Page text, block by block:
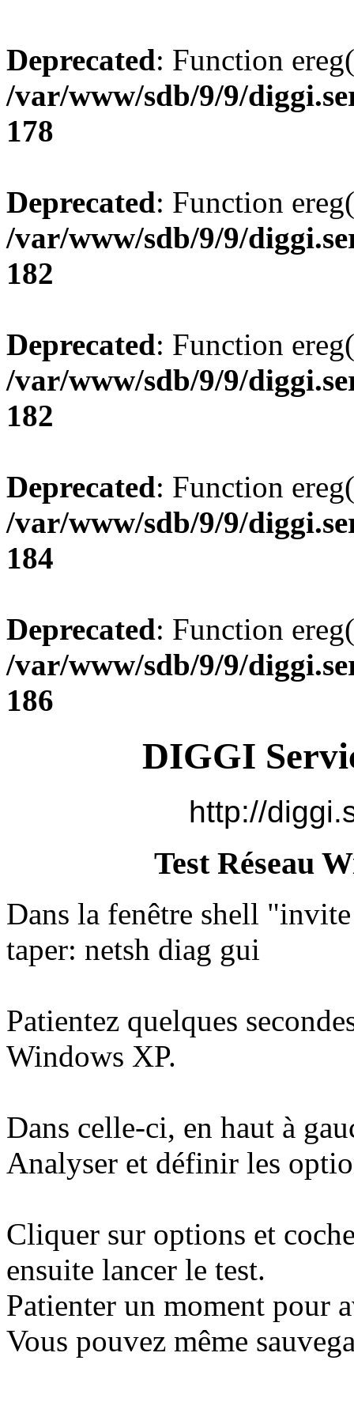
Deprecated: Function
/var/www/sdb/9/9/
178
Deprecated: Function
/var/www/sdb/9/9/
182
Deprecated: Function
/var/www/sdb/9/9/
182
Deprecated: Function
/var/www/sdb/9/9/
184
Deprecated: Function
/var/www/sdb/9/9/
186
DIGGI
http://
Test Réseau
Dans la fenêtre shell
taper: netsh diag gui
Patientez quelques
Windows XP.
Dans celle-ci, en haut à
Analyser et définir les
Cliquer sur options et
ensuite lancer le test.
Patienter un moment pour
Vous pouvez même